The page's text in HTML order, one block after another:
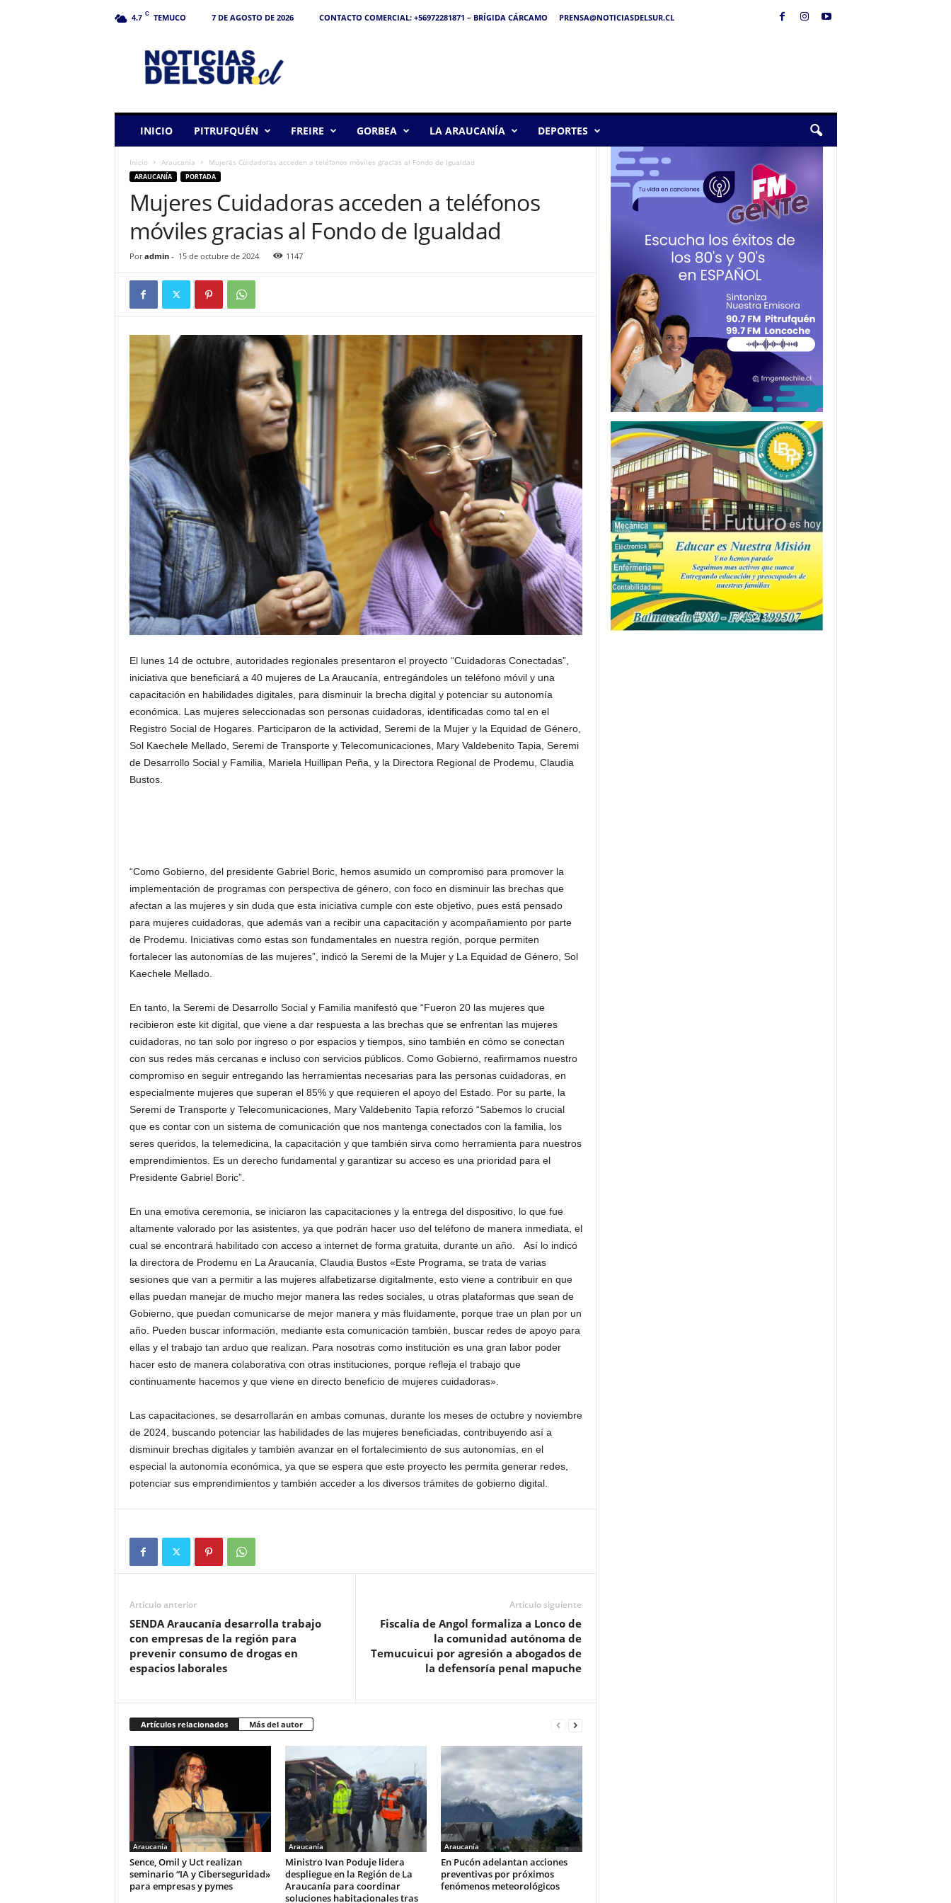
4.7 C TEMUCO 7 DE AGOSTO DE 2026 CONTACTO COMERCIAL: +56972281871 – BRÍGIDA CÁRCAMO
PRENSA@NOTICIASDELSUR.CL
INICIO PITRUFQUÉN FREIRE GORBEA LA ARAUCANÍA DEPORTES
Inicio Araucanía Mujeres Cuidadoras acceden a teléfonos móviles gracias al Fondo de Igualdad
ARAUCANÍA PORTADA
Mujeres Cuidadoras acceden a teléfonos
móviles gracias al Fondo de Igualdad
Por admin- 15 de octubre de 2024 1147
El lunes 14 de octubre, autoridades regionales presentaron el proyecto “Cuidadoras Conectadas”,
iniciativa que beneficiará a 40 mujeres de La Araucanía, entregándoles un teléfono móvil y una
capacitación en habilidades digitales, para disminuir la brecha digital y potenciar su autonomía
económica. Las mujeres seleccionadas son personas cuidadoras, identificadas como tal en el
Registro Social de Hogares. Participaron de la actividad, Seremi de la Mujer y la Equidad de Género,
Sol Kaechele Mellado, Seremi de Transporte y Telecomunicaciones, Mary Valdebenito Tapia, Seremi
de Desarrollo Social y Familia, Mariela Huillipan Peña, y la Directora Regional de Prodemu, Claudia
Bustos.
“Como Gobierno, del presidente Gabriel Boric, hemos asumido un compromiso para promover la
implementación de programas con perspectiva de género, con foco en disminuir las brechas que
afectan a las mujeres y sin duda que esta iniciativa cumple con este objetivo, pues está pensado
para mujeres cuidadoras, que además van a recibir una capacitación y acompañamiento por parte
de Prodemu. Iniciativas como estas son fundamentales en nuestra región, porque permiten
fortalecer las autonomías de las mujeres”, indicó la Seremi de la Mujer y La Equidad de Género, Sol
Kaechele Mellado.
En tanto, la Seremi de Desarrollo Social y Familia manifestó que “Fueron 20 las mujeres que
recibieron este kit digital, que viene a dar respuesta a las brechas que se enfrentan las mujeres
cuidadoras, no tan solo por ingreso o por espacios y tiempos, sino también en cómo se conectan
con sus redes más cercanas e incluso con servicios públicos. Como Gobierno, reafirmamos nuestro
compromiso en seguir entregando las herramientas necesarias para las personas cuidadoras, en
especialmente mujeres que superan el 85% y que requieren el apoyo del Estado. Por su parte, la
Seremi de Transporte y Telecomunicaciones, Mary Valdebenito Tapia reforzó “Sabemos lo crucial
que es contar con un sistema de comunicación que nos mantenga conectados con la familia, los
seres queridos, la telemedicina, la capacitación y que también sirva como herramienta para nuestros
emprendimientos. Es un derecho fundamental y garantizar su acceso es una prioridad para el
Presidente Gabriel Boric”.
En una emotiva ceremonia, se iniciaron las capacitaciones y la entrega del dispositivo, lo que fue
altamente valorado por las asistentes, ya que podrán hacer uso del teléfono de manera inmediata, el
cual se encontrará habilitado con acceso a internet de forma gratuita, durante un año. Así lo indicó
la directora de Prodemu en La Araucanía, Claudia Bustos «Este Programa, se trata de varias
sesiones que van a permitir a las mujeres alfabetizarse digitalmente, esto viene a contribuir en que
ellas puedan manejar de mucho mejor manera las redes sociales, u otras plataformas que sean de
Gobierno, que puedan comunicarse de mejor manera y más fluidamente, porque trae un plan por un
año. Pueden buscar información, mediante esta comunicación también, buscar redes de apoyo para
ellas y el trabajo tan arduo que realizan. Para nosotras como institución es una gran labor poder
hacer esto de manera colaborativa con otras instituciones, porque refleja el trabajo que
continuamente hacemos y que viene en directo beneficio de mujeres cuidadoras».
Las capacitaciones, se desarrollarán en ambas comunas, durante los meses de octubre y noviembre
de 2024, buscando potenciar las habilidades de las mujeres beneficiadas, contribuyendo así a
disminuir brechas digitales y también avanzar en el fortalecimiento de sus autonomías, en el
especial la autonomía económica, ya que se espera que este proyecto les permita generar redes,
potenciar sus emprendimientos y también acceder a los diversos trámites de gobierno digital.
Artículo anterior
SENDA Araucanía desarrolla trabajo
con empresas de la región para
prevenir consumo de drogas en
espacios laborales
Artículo siguiente
Fiscalía de Angol formaliza a Lonco de
la comunidad autónoma de
Temucuicui por agresión a abogados de
la defensoría penal mapuche
Artículos relacionados Más del autor
Araucanía
Sence, Omil y Uct realizan
seminario “IA y Ciberseguridad»
para empresas y pymes
Araucanía
Ministro Ivan Poduje lidera
despliegue en la Región de La
Araucanía para coordinar
soluciones habitacionales tras
Araucanía
En Pucón adelantan acciones
preventivas por próximos
fenómenos meteorológicos